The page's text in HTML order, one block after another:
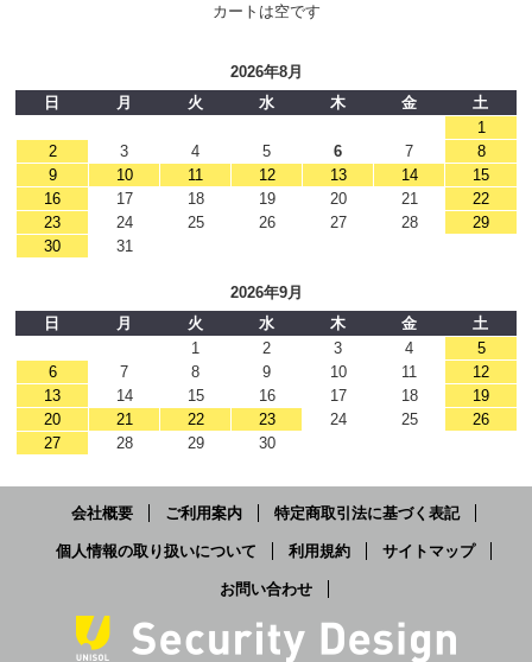
カートは空です
2026年8月
日
月 火 水 木 金
土
1
2
3 4 5 6 7
8
9
10 11 12 13 14
15
16
17 18 19 20 21
22
23
24 25 26 27 28
29
30
31
2026年9月
日
月 火 水 木 金
土
1
2 3 4
5
6
7 8 9 10 11
12
13
14 15 16 17 18
19
20
21 22 23 24 25
26
27
28 29 30
会社概要 ご利用案内 特定商取引法に基づく表記
個人情報の取り扱いについて 利用規約 サイトマップ
お問い合わせ